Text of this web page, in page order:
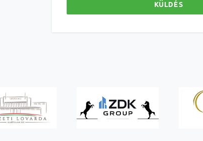
KÜLDÉS